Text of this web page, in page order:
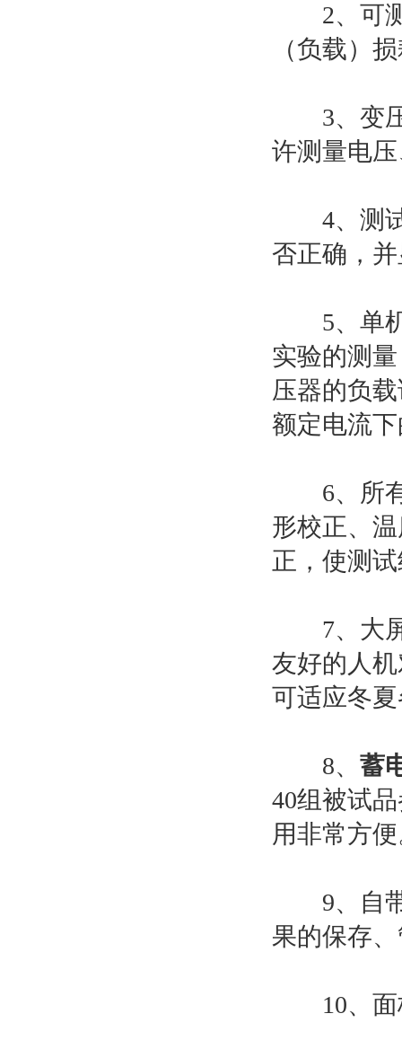
2、可测
（负载）
3、变压
许测量电
4、测试
否正确，
5、单机
实验的测
压器的负
额定电流
6、所有
形校正、
正，使测
7、大屏
友好的人
可适应冬
8、 蓄
40组被试
用非常方
9、自带
果的保存
10、面